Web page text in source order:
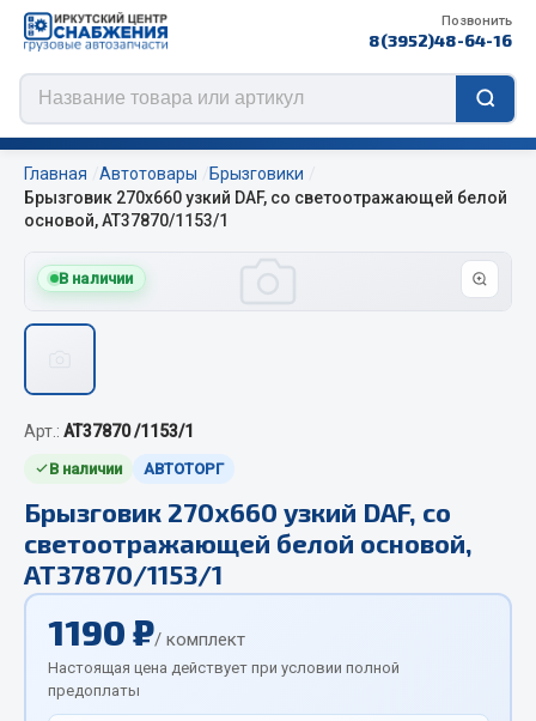
Позвонить
8(3952)48-64-16
ЦЕПИ РОССИЯ
Изготовление цепей на колеса BOHU
QITONG
Весь раздел
Отопители салона, подогреватели
Жидкостные подогреватели
Отопители салона
Подогреватели тосола
Главная Автотовары
Брызговики
Брызговик 270х660 узкий DAF, со светоотражающей белой
основой, АТ37870/1153/1
В наличии
Арт.: AT37870 /1153/1
В наличии АВТОТОРГ
Брызговик 270х660 узкий DAF, со
светоотражающей белой основой,
АТ37870/1153/1
1190 ₽/ комплект
Настоящая цена действует при условии полной
предоплаты